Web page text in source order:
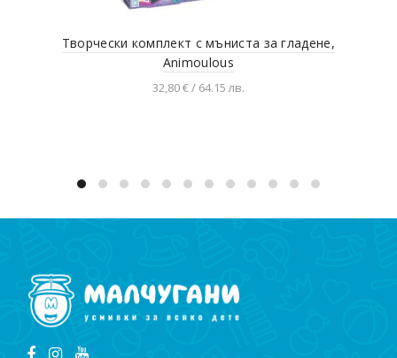
Творчески комплект с мъниста за гладене,
Animoulous
32,80 € / 64.15 лв.